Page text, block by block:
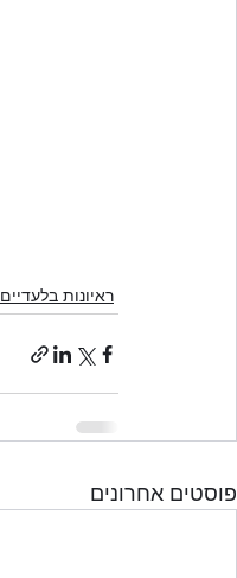
ראיונות בלעדיים
פוסטים אחרונים